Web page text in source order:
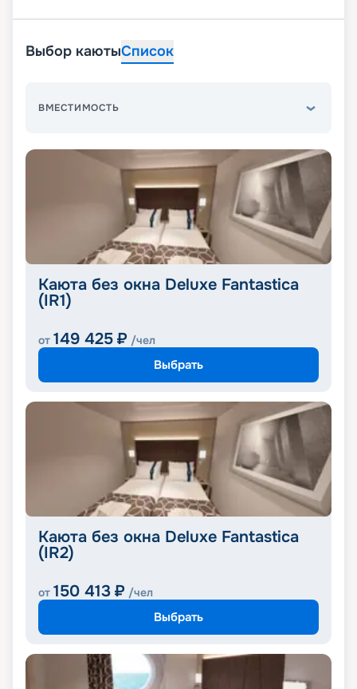
Выбор каютыСписок
ВМЕСТИМОСТЬ
Каюта без окна Deluxe Fantastica
(IR1)
от 149 425 ₽ /чел
Выбрать
Каюта без окна Deluxe Fantastica
(IR2)
от 150 413 ₽ /чел
Выбрать